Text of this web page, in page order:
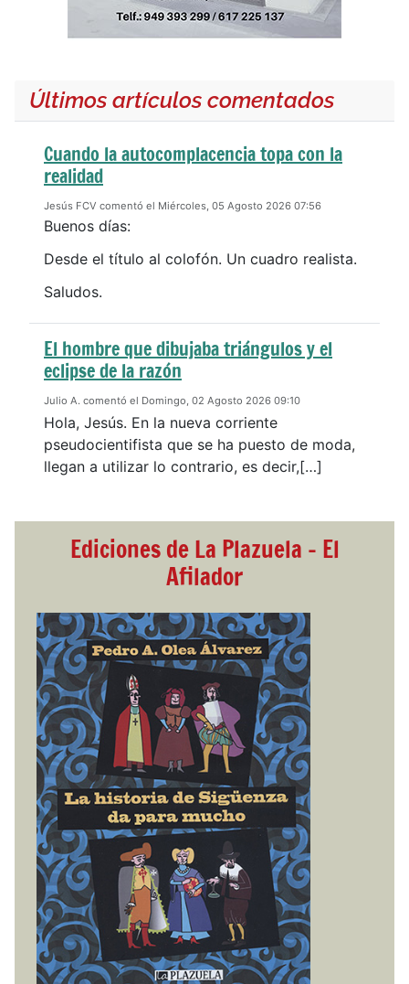
Últimos artículos comentados
Cuando la autocomplacencia topa con la
realidad
Jesús FCV comentó el Miércoles, 05 Agosto 2026 07:56
Buenos días:
Desde el título al colofón. Un cuadro realista.
Saludos.
El hombre que dibujaba triángulos y el
eclipse de la razón
Julio A. comentó el Domingo, 02 Agosto 2026 09:10
Hola, Jesús. En la nueva corriente
pseudocientifista que se ha puesto de moda,
llegan a utilizar lo contrario, es decir,[…]
Ediciones de La Plazuela - El
Afilador